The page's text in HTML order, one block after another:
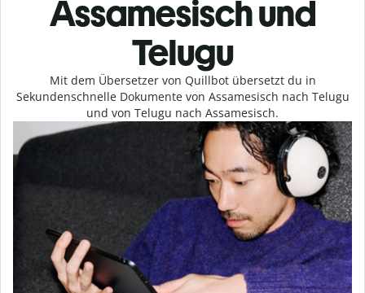
Assamesisch und
Telugu
Mit dem Übersetzer von Quillbot übersetzt du in
Sekundenschnelle Dokumente von Assamesisch nach Telugu
und von Telugu nach Assamesisch.